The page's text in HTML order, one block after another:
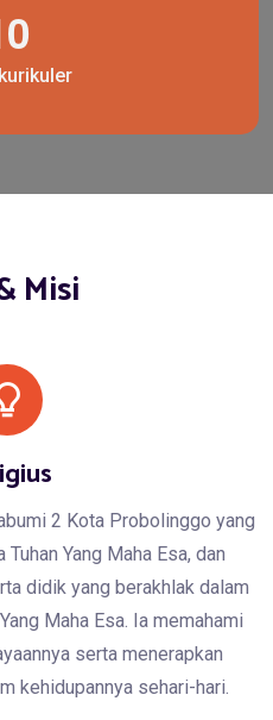
0
Misi
2 Kota Probolinggo yang
Yang Maha Esa, dan
didik yang berakhlak dalam
Maha Esa. Ia memahami
serta menerapkan
kehidupannya sehari-hari.